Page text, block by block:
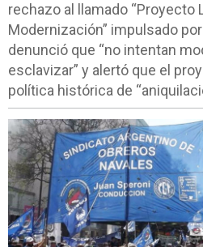
rechazo al llamado “Proyecto
Modernización” impulsado
denunció que “no intentan
esclavizar” y alertó que el
política histórica de